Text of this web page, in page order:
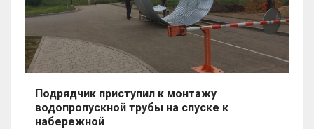
Подрядчик приступил к монтажу
водопропускной трубы на спуске к
набережной